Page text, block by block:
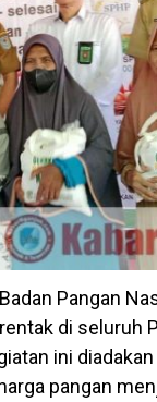
Pangan
di seluruh
ini
pangan